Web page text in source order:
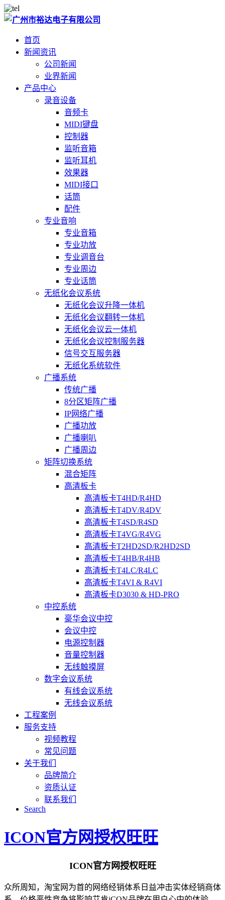
首页
新闻资讯
公司新闻
业界新闻
产品中心
录音设备
音频卡
MIDI键盘
控制器
监听音箱
监听耳机
效果器
MIDI接口
话筒
配件
专业音响
专业音箱
专业功放
专业调音台
专业周边
专业话筒
无纸化会议系统
无纸化会议升降一体机
无纸化会议翻转一体机
无纸化会议云一体机
无纸化会议控制服务器
信号交互服务器
无纸化系统软件
广播系统
传统广播
8分区矩阵广播
IP网络广播
广播功放
广播喇叭
广播周边
矩阵切换系统
混合矩阵
高清板卡
高清板卡T4HD/R4HD
高清板卡T4DV/R4DV
高清板卡T4SD/R4SD
高清板卡T4VG/R4VG
高清板卡T2HD2SD/R2HD2SD
高清板卡T4HB/R4HB
高清板卡T4LC/R4LC
高清板卡T4VI & R4VI
高清板卡D3030 & HD-PRO
中控系统
豪华会议中控
会议中控
电源控制器
音量控制器
无线触摸屏
数字会议系统
有线会议系统
无线会议系统
工程案例
服务支持
视频教程
常见问题
关于我们
品牌简介
资质认证
联系我们
Search
ICON官方网授权旺旺
ICON官方网授权旺旺
众所周知，淘宝网为首的网络经销体系日益冲击实体经销商体